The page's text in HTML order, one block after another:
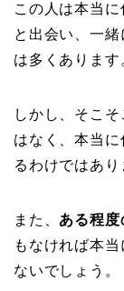
この人は本当
と出会い、一
は多くあります
しかし、そこ
はなく、本当
るわけではあり
また、 ある程度
もなければ本
ないでしょう。